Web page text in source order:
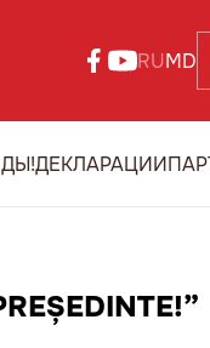
RUMD
ДЕКЛАРАЦИИ